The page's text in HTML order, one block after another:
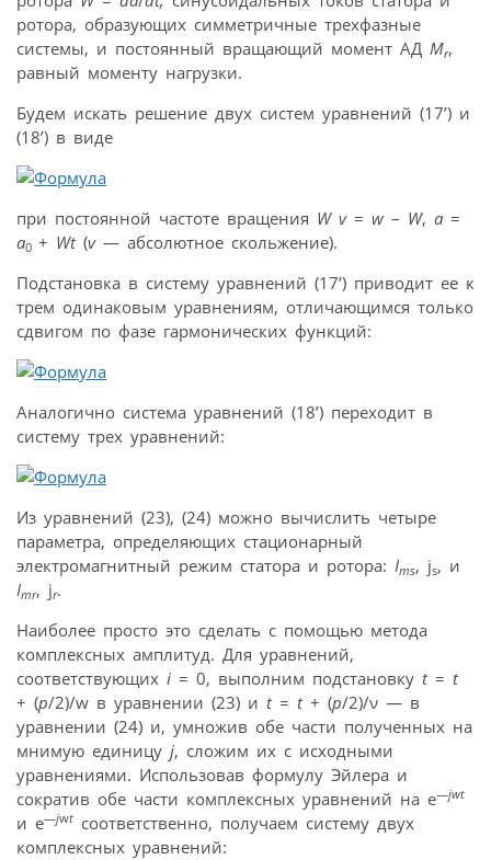
ротора, образующих симметричные трехфазные
системы, и постоянный вращающий момент АД Mr,
равный моменту нагрузки.
Будем искать решение двух систем уравнений (17’) и
(18’) в виде
при постоянной частоте вращения W v= w – W, a =
a0 + Wt(v— абсолютное скольжение).
Подстановка в систему уравнений (17’) приводит ее к
трем одинаковым уравнениям, отличающимся только
сдвигом по фазе гармонических функций:
Аналогично система уравнений (18’) переходит в
систему трех уравнений:
Из уравнений (23), (24) можно вычислить четыре
параметра, определяющих стационарный
электромагнитный режим статора и ротора: Ims, js, и
Imr, jr.
Наиболее просто это сделать с помощью метода
комплексных амплитуд. Для уравнений,
соответствующих i = 0, выполним подстановку t = t
+ (p/2)/w в уравнении (23) и t = t+ (p/2)/ν — в
уравнении (24) и, умножив обе части полученных на
мнимую единицу j, сложим их с исходными
уравнениями. Использовав формулу Эйлера и
сократив обе части комплексных уравнений на e—jwt
и e—jwt соответственно, получаем систему двух
комплексных уравнений: